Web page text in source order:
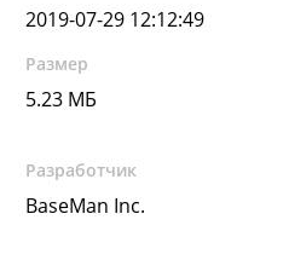
2019-07-29 12:12:49
Размер
5.23 МБ
Разработчик
BaseMan Inc.